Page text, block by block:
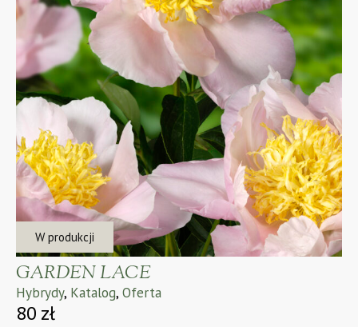
W produkcji
GARDEN LACE
Hybrydy, Katalog, Oferta
80 zł